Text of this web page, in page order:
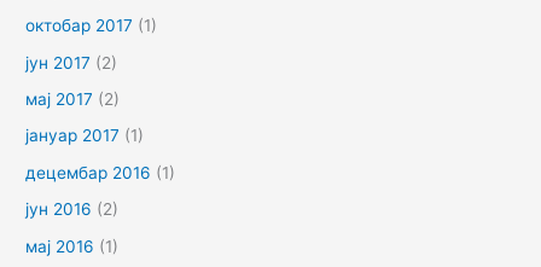
октобар 2017 (1)
јун 2017 (2)
мај 2017 (2)
јануар 2017 (1)
децембар 2016 (1)
јун 2016 (2)
мај 2016 (1)